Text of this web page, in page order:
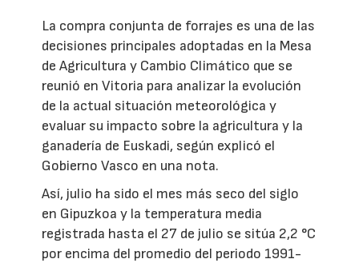
La compra conjunta de forrajes es una de las
decisiones principales adoptadas en la Mesa
de Agricultura y Cambio Climático que se
reunió en Vitoria para analizar la evolución
de la actual situación meteorológica y
evaluar su impacto sobre la agricultura y la
ganadería de Euskadi, según explicó el
Gobierno Vasco en una nota.
Así, julio ha sido el mes más seco del siglo
en Gipuzkoa y la temperatura media
registrada hasta el 27 de julio se sitúa 2,2 °C
por encima del promedio del periodo 1991-